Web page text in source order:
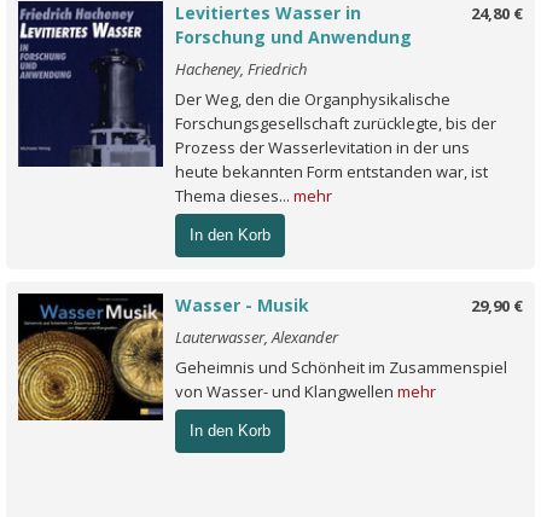
24,80 €
Levitiertes Wasser in
Forschung und Anwendung
Hacheney, Friedrich
Der Weg, den die Organphysikalische
Forschungsgesellschaft zurücklegte, bis der
Prozess der Wasserlevitation in der uns
heute bekannten Form entstanden war, ist
Thema dieses... mehr
In den Korb
29,90 €
Wasser - Musik
Lauterwasser, Alexander
Geheimnis und Schönheit im Zusammenspiel
von Wasser- und Klangwellen mehr
In den Korb